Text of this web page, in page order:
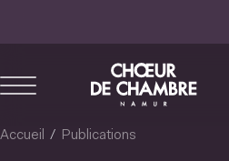
principal
Accueil Publications